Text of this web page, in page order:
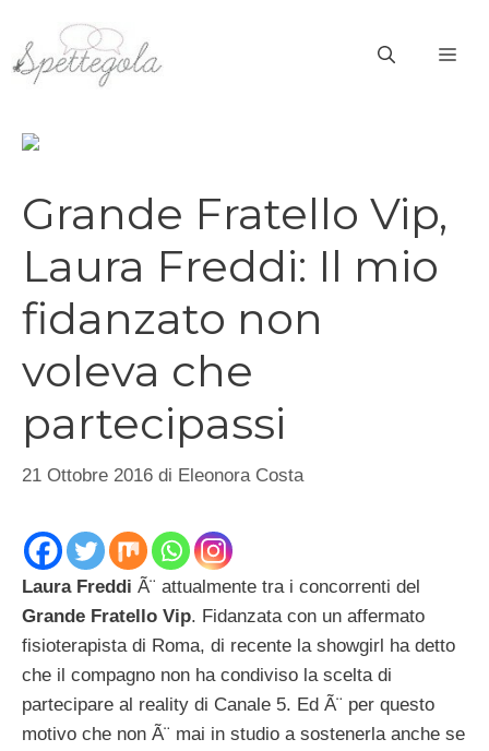
contenuto
Grande Fratello Vip,
Laura Freddi: Il mio
fidanzato non
voleva che
partecipassi
21 Ottobre 2016 di Eleonora Costa
Laura Freddi Ã¨ attualmente tra i concorrenti del
Grande Fratello Vip. Fidanzata con un affermato
fisioterapista di Roma, di recente la showgirl ha detto
che il compagno non ha condiviso la scelta di
partecipare al reality di Canale 5. Ed Ã¨ per questo
motivo che non Ã¨ mai in studio a sostenerla anche se